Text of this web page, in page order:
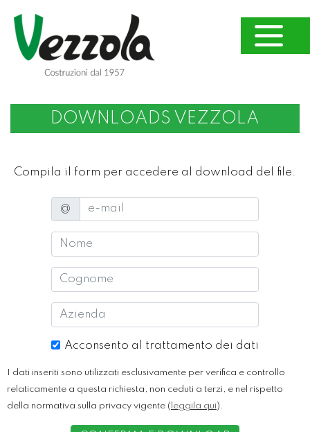
DOWNLOADS VEZZOLA
Compila il form per accedere al download del file.
e-mail
@
Nome
Cognome
Azienda
Acconsento al trattamento dei dati
I dati inseriti sono utilizzati esclusivamente per verifica e controllo
relaticamente a questa richiesta, non ceduti a terzi, e nel rispetto
della normativa sulla privacy vigente ( leggila qui).